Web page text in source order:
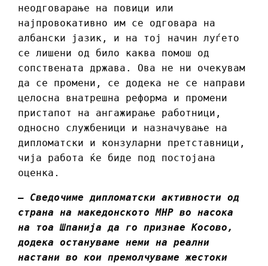
неодговарање на повици или
најпровокативно им се одговара на
албански јазик, и на тој начин луѓето
се лишени од било каква помош од
сопствената држава. Ова не ни очекувам
да се промени, се додека не се направи
целосна внатрешна реформа и промени
пристапот на ангажирање работници,
односно службеници и назначување на
дипломатски и конзуларни претставници,
чија работа ќе биде под постојана
оценка.
– Сведочиме дипломатски активности од
страна на македонското МНР во насока
на тоа Шпанија да го признае Косово,
додека остануваме неми на реални
настани во кои премолчуваме жестоки